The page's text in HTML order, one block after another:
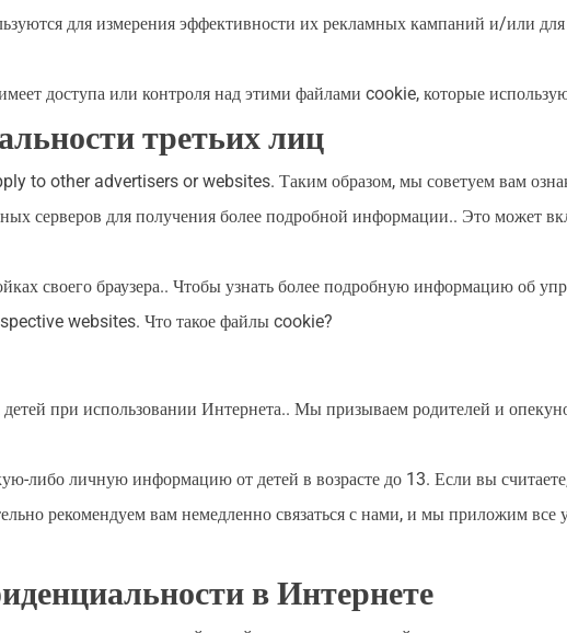
для измерения эффективности их рекламных кампаний и/или
доступа или контроля над этими файлами cookie, которые
третьих лиц
to other advertisers or websites. Таким образом, мы советуем вам
серверов для получения более подробной информации.. Это может
своего браузера.. Чтобы узнать более подробную информацию об
websites. Что такое файлы cookie?
при использовании Интернета.. Мы призываем родителей и
либо личную информацию от детей в возрасте до 13. Если вы
рекомендуем вам немедленно связаться с нами, и мы приложим все
в Интернете